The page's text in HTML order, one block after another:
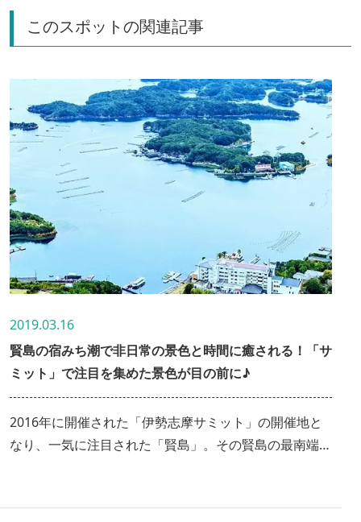
このスポットの関連記事
2019.03.16
賢島の宿みち潮で非日常の景色と時間に癒される！「サ
ミット」で注目を集めた景色が目の前に♪
2016年に開催された「伊勢志摩サミット」の開催地と
なり、一気に注目された「賢島」。その賢島の最南端の
美しい光景を存分に楽しめるロケーションが、訪れる